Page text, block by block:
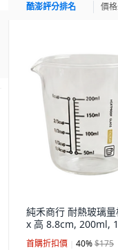
酷澎評分排名 價
純禾商行 耐熱玻璃
x 高 8.8cm, 200ml,
首購折扣價 40%$175